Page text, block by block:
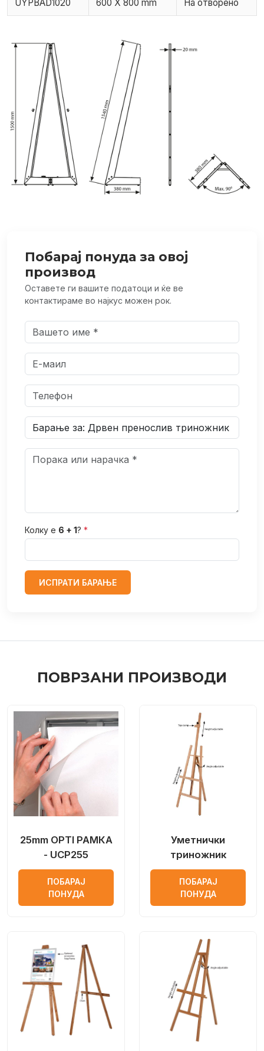
UYPBAD1020 600 X 800 mm На отворено
Побарај понуда за овој
производ
Оставете ги вашите податоци и ќе ве
контактираме во најкус можен рок.
Колку е 6 + 1? *
ИСПРАТИ БАРАЊЕ
ПОВРЗАНИ ПРОИЗВОДИ
25mm OPTI РАМКА
- UCP255
ПОБАРАЈ
ПОНУДА
Уметнички
триножник
ПОБАРАЈ
ПОНУДА